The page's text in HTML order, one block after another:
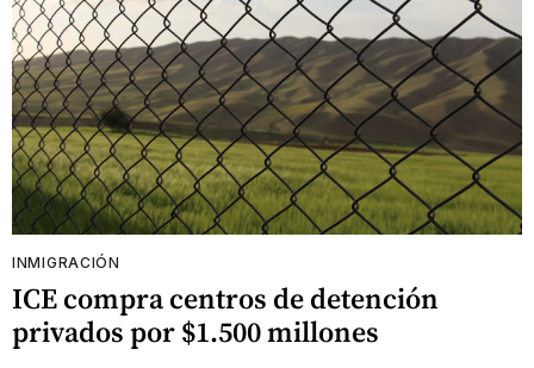
INMIGRACIÓN
ICE compra centros de detención
privados por $1.500 millones